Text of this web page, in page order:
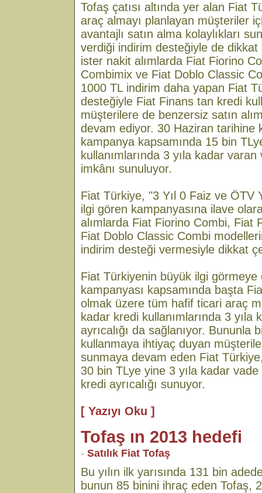
Tofaş çatısı altında yer alan Fiat
araç almayı planlayan müşteriler
avantajlı satın alma kolaylıkları
verdiği indirim desteğiyle de
ister nakit alımlarda Fiat Fiorino
Combimix ve Fiat Doblo Classic
1000 TL indirim daha yapan Fiat
desteğiyle Fiat Finans tan kredi
müşterilere de benzersiz satın
devam ediyor. 30 Haziran tarihine
kampanya kapsamında 15 bin
kullanımlarında 3 yıla kadar
imkânı sunuluyor.
Fiat Türkiye, "3 Yıl 0 Faiz ve ÖTV
ilgi gören kampanyasına ilave
alımlarda Fiat Fiorino Combi, Fiat
Fiat Doblo Classic Combi
indirim desteği vermesiyle dikkat
Fiat Türkiyenin büyük ilgi görmeye
kampanyası kapsamında başta
olmak üzere tüm hafif ticari araç
kadar kredi kullanımlarında 3
ayrıcalığı da sağlanıyor. Bununla
kullanmaya ihtiyaç duyan
sunmaya devam eden Fiat
30 bin TLye yine 3 yıla kadar
kredi ayrıcalığı sunuyor.
[ Yazıyı Oku ]
Tofaş ın 2013 hedefi
- Satılık Fiat Tofaş
Bu yılın ilk yarısında 131 bin
bunun 85 binini ihraç eden Tofaş,